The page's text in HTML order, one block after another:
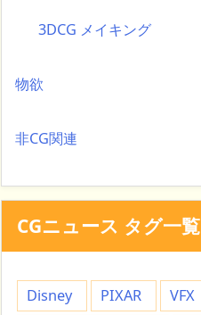
3DCG メイキング
物欲
非CG関連
CGニュース タグ一覧
Disney PIXAR VFX